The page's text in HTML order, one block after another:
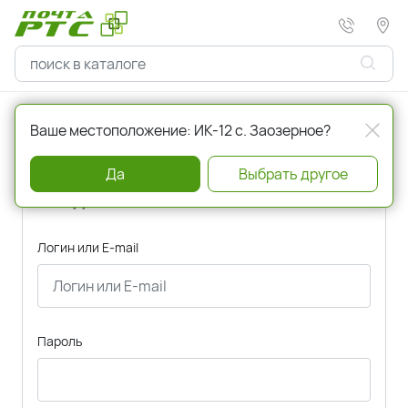
Главная Авторизация
Вход
Логин или E-mail
Пароль
Ваше местоположение: ИК-12 с. Заозерное?
Да Выбрать другое